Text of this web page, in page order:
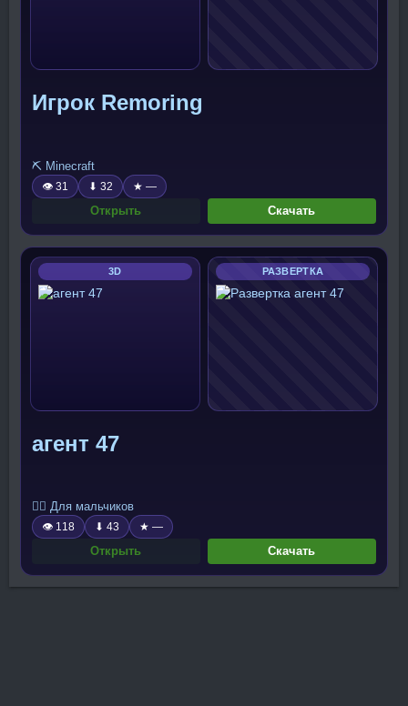
Игрок Remoring
⛏️ Minecraft
👁 31 ⬇ 32 ★ —
Открыть Скачать
3D РАЗВЕРТКА
агент 47
🧍‍♂️ Для мальчиков
👁 118 ⬇ 43 ★ —
Открыть Скачать